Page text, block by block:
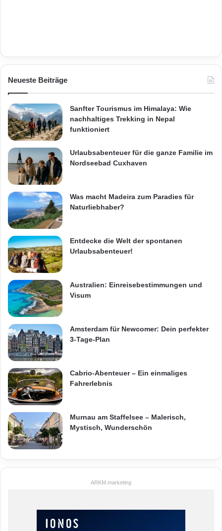
Neueste Beiträge
Sanfter Tourismus im Himalaya: Wie
nachhaltiges Trekking in Nepal
funktioniert
Urlaubsabenteuer für die ganze Familie im
Nordseebad Cuxhaven
Was macht Madeira zum Paradies für
Naturliebhaber?
Entdecke die Welt der spontanen
Urlaubsabenteuer!
Australien: Einreisebestimmungen und
Visum
Amsterdam für Newcomer: Dein perfekter
3-Tage-Plan
Cabrio-Abenteuer – Ein einmaliges
Fahrerlebnis
Murnau am Staffelsee – Malerisch,
Mystisch, Wunderschön
ARKM.marketing